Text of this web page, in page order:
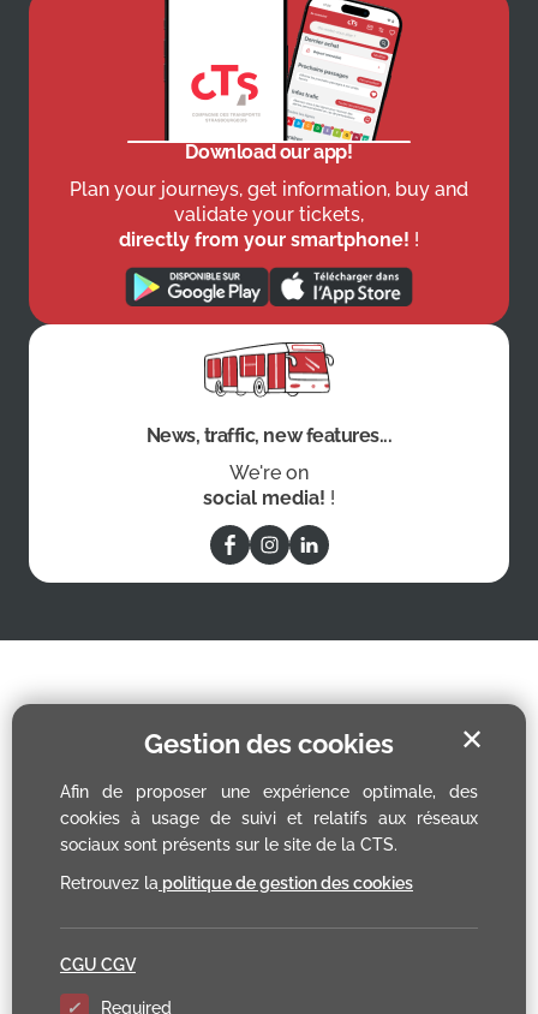
Gestion des cookies
Afin de proposer une expérience optimale, des
cookies à usage de suivi et relatifs aux réseaux
sociaux sont présents sur le site de la CTS.
Retrouvez la politique de gestion des cookies
Required
✕
CGU CGV
Download our app!
Plan your journeys, get information, buy and
validate your tickets,
directly from your smartphone! !
News, traffic, new features...
We're on
social media! !